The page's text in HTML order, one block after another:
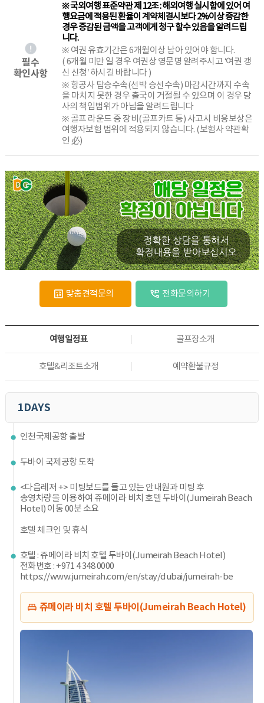
필수
확인사항
※ 국외여행 표준약관 제 12조 : 해외여행 실시함에 있어 여
행요금에 적용된 환율이 계약체결시보다 2%이상 증감한
경우 증감된 금액을 고객에게 청구 할수 있음을 알려드립
니다.
※ 여권 유효기간은 6개월이상 남아 있어야 합니다.
( 6개월 미만 일 경우 여권상 영문명 알려주시고 ‘여권 갱
신 신청’ 하시길 바랍니다 )
※ 항공사 탑승수속(선박 승선수속) 마감시간까지 수속
을 마치지 못한 경우 출국이 거절될 수 있으며 이 경우 당
사의 책임범위가 아님을 알려드립니다
※ 골프 라운드 중 장비(골프카트 등) 사고시 비용보상은
여행자보험 범위에 적용되지 않습니다. (보험사 약관확
인 必)
맞춤견적문의 전화문의하기
여행일정표 골프장소개
호텔&리조트소개 예약환불규정
1DAYS
인천국제공항 출발
두바이 국제공항 도착
<다음레저 +> 미팅보드를 들고 있는 안내원과 미팅 후
송영차량을 이용하여 쥬메이라 비치 호텔 두바이(Jumeirah Beach
Hotel) 이동 00분 소요
호텔 체크인 및 휴식
호텔 : 쥬메이라 비치 호텔 두바이(Jumeirah Beach Hotel)
전화번호 : +971 4 348 0000
https://www.jumeirah.com/en/stay/dubai/jumeirah-be
쥬메이라 비치 호텔 두바이(Jumeirah Beach Hotel)